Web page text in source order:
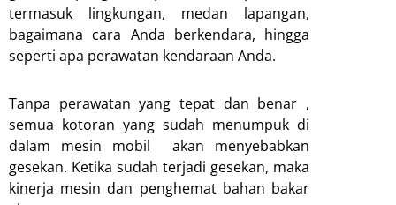
termasuk lingkungan, medan lapangan,
bagaimana cara Anda berkendara, hingga
seperti apa perawatan kendaraan Anda.
Tanpa perawatan yang tepat dan benar ,
semua kotoran yang sudah menumpuk di
dalam mesin mobil akan menyebabkan
gesekan. Ketika sudah terjadi gesekan, maka
kinerja mesin dan penghemat bahan bakar